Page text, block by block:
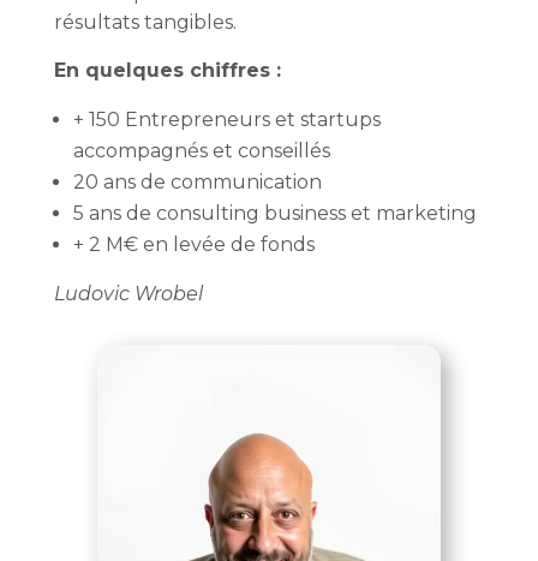
résultats tangibles.
En quelques chiffres :
+ 150 Entrepreneurs et startups
accompagnés et conseillés
20 ans de communication
5 ans de consulting business et marketing
+ 2 M€ en levée de fonds
Ludovic Wrobel